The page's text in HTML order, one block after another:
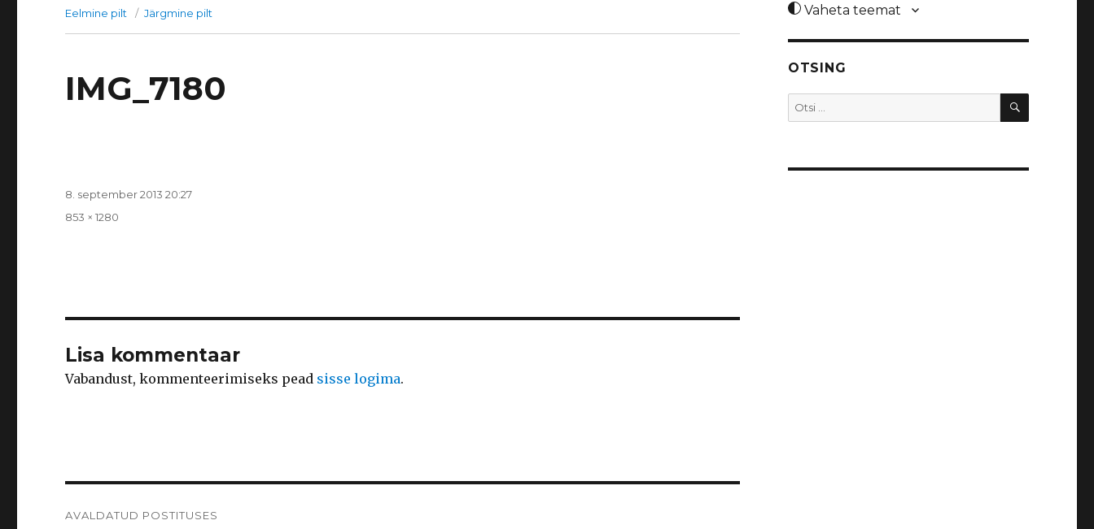
Eelmine pilt Järgmine pilt
IMG_7180
Postitatud
8. september 2013 20:27
Täissuurus
853 × 1280
Lisa kommentaar
Vabandust, kommenteerimiseks pead sisse logima.
AVALDATUD POSTITUSES
Vaheta teemat
OTSING
Otsi: OTSI